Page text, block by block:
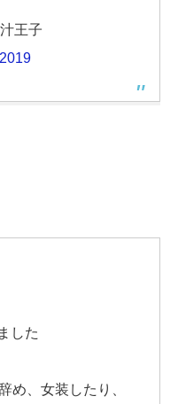
王子
した
め、女装したり、